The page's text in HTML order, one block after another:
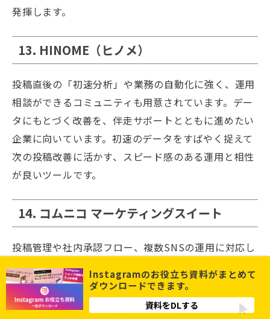
発揮します。
13. HINOME（ヒノメ）
投稿直後の「初速分析」や業務の自動化に強く、運用
相談ができるコミュニティも用意されています。デー
タにもとづく改善を、伴走サポートとともに進めたい
企業に向いています。初速のデータをすばやく捉えて
次の投稿改善に活かす、スピード感のある運用と相性
が良いツールです。
14. コムニコ マーケティングスイート
投稿管理や社内承認フロー、複数SNSの運用に対応し
た統合ツールです。
前の承認プロセスを整えたい組織に特に向いていま
す。分析だけでなく運用ガバナンスまで含めて仕組み
Instagramのお役立ち資料がまとめて
ダウンロードできます。
資料をDLする